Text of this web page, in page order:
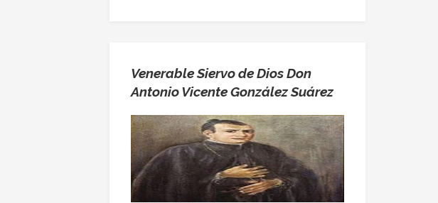
Venerable Siervo de Dios Don
Antonio Vicente González Suárez